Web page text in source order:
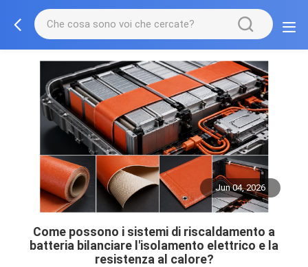
Jun 04, 2026
Come possono i sistemi di riscaldamento a
batteria bilanciare l'isolamento elettrico e la
resistenza al calore?